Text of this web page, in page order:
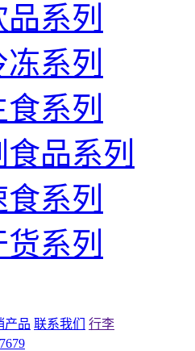
系列
系列
系列
品系列
系列
系列
产品 联系我们
行李